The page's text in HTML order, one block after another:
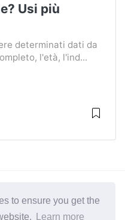
to ensure you get the
Learn more
Usi più
determinati dati da
l'età, l'ind...